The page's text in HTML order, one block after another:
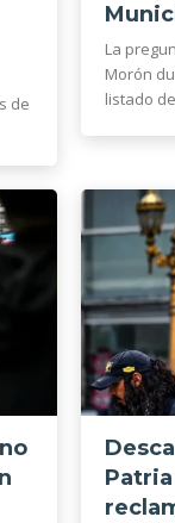
de
La
Morón
listado